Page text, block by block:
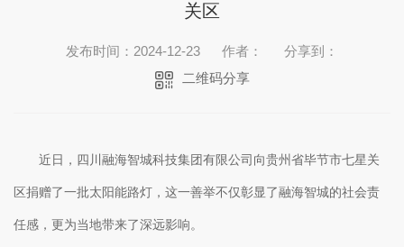
关区
发布时间：2024-12-23 作者：
分享到：
二维码分享
近日，四川融海智城科技集团有限公司 向贵州省毕节市七星关
区捐赠了一批太阳能路灯，这一善举不仅彰显了融海智城的社会责
任感，更为当地带来了深远影响。